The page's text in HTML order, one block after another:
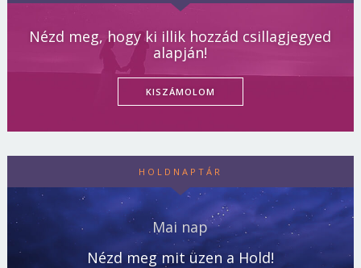
Nézd meg, hogy ki illik hozzád csillagjegyed
alapján!
KISZÁMOLOM
HOLDNAPTÁR
Mai nap
Nézd meg mit üzen a Hold!